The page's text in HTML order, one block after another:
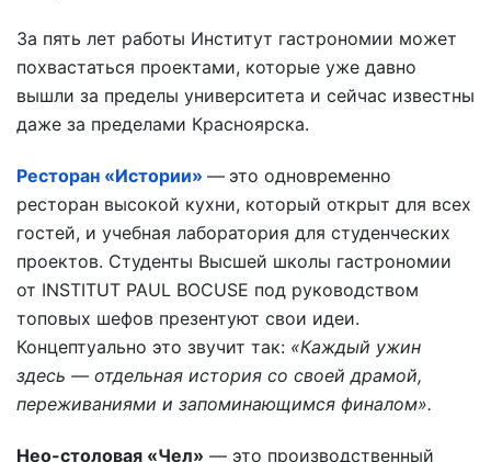
За пять лет работы Институт гастрономии может
похвастаться проектами, которые уже давно
вышли за пределы университета и сейчас известны
даже за пределами Красноярска.
Ресторан «Истории» — это одновременно
ресторан высокой кухни, который открыт для всех
гостей, и учебная лаборатория для студенческих
проектов. Студенты Высшей школы гастрономии
от INSTITUT PAUL BOCUSE под руководством
топовых шефов презентуют свои идеи.
Концептуально это звучит так: «Каждый ужин
здесь — отдельная история со своей драмой,
переживаниями и запоминающимся финалом».
Нео-столовая «Чел» — это производственный